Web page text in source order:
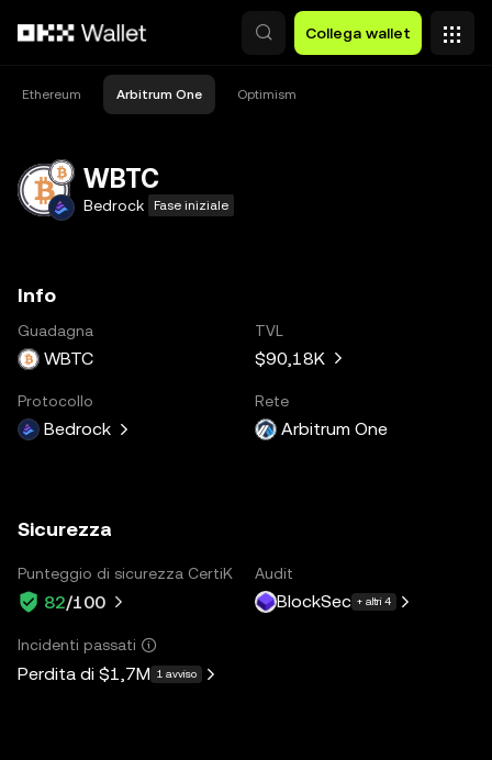
Collega wallet
Ethereum Arbitrum One Optimism
WBTC
Bedrock Fase iniziale
Info
Guadagna
WBTC
TVL
$90,18K
Protocollo
Bedrock
Rete
Arbitrum One
Sicurezza
Punteggio di sicurezza CertiK
82/100
Audit
BlockSec + altri 4
Incidenti passati
Perdita di $1,7M 1 avviso